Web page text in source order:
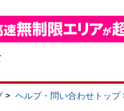
> ヘルプ・問い合わせトップ